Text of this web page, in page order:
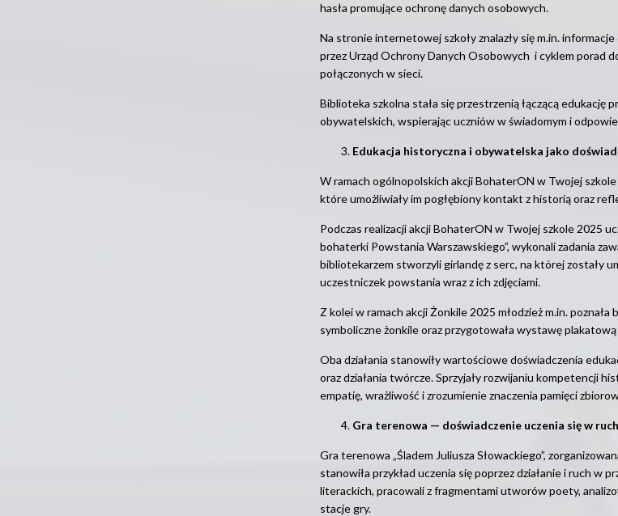
hasła promujące ochronę danych osobowych.
Na stronie internetowej szkoły znalazły się m.in.
przez Urząd Ochrony Danych Osobowych i cyklem porad
połączonych w sieci.
Biblioteka szkolna stała się przestrzenią łączącą
obywatelskich, wspierając uczniów w świadomym i
Edukacja historyczna i obywatelska jako
W ramach ogólnopolskich akcji BohaterON w Twojej
które umożliwiały im pogłębiony kontakt z historią oraz
Podczas realizacji akcji BohaterON w Twojej szkole 2025
bohaterki Powstania Warszawskiego”, wykonali zadania
bibliotekarzem stworzyli girlandę z serc, na której zostały
uczestniczek powstania wraz z ich zdjęciami.
Z kolei w ramach akcji Żonkile 2025 młodzież m.in.
symboliczne żonkile oraz przygotowała wystawę
Oba działania stanowiły wartościowe doświadczenia
oraz działania twórcze. Sprzyjały rozwijaniu kompetencji
empatię, wrażliwość i zrozumienie znaczenia pamięci
Gra terenowa — doświadczenie uczenia się w
Gra terenowa „Śladem Juliusza Słowackiego”,
stanowiła przykład uczenia się poprzez działanie i ruch
literackich, pracowali z fragmentami utworów poety,
stacje gry.